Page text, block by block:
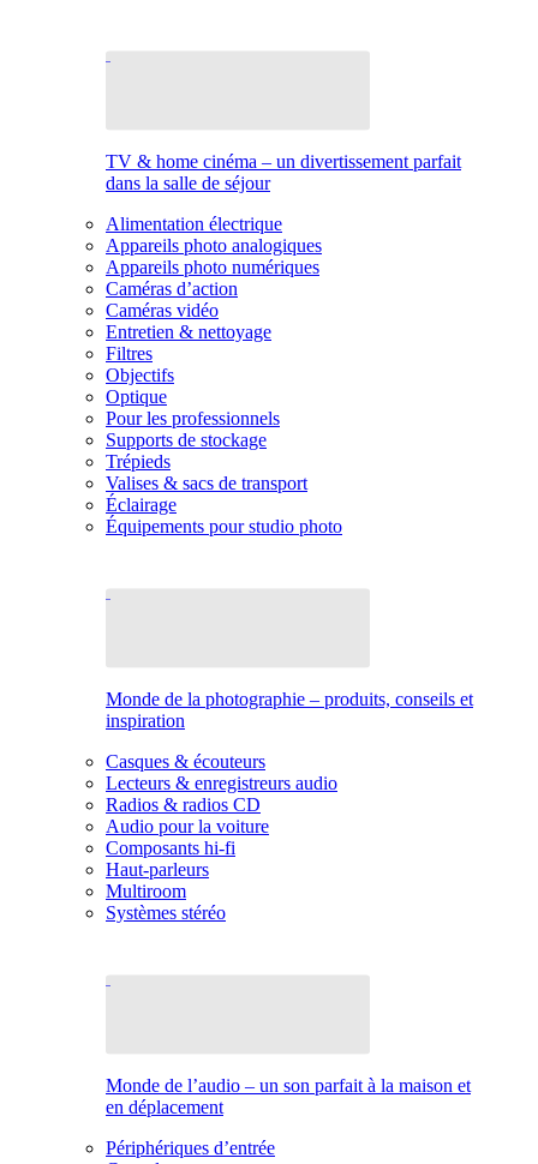
TV & home cinéma – un divertissement parfait
dans la salle de séjour
Alimentation électrique
Appareils photo analogiques
Appareils photo numériques
Caméras d’action
Caméras vidéo
Entretien & nettoyage
Filtres
Objectifs
Optique
Pour les professionnels
Supports de stockage
Trépieds
Valises & sacs de transport
Éclairage
Équipements pour studio photo
Monde de la photographie – produits, conseils et
inspiration
Casques & écouteurs
Lecteurs & enregistreurs audio
Radios & radios CD
Audio pour la voiture
Composants hi-fi
Haut-parleurs
Multiroom
Systèmes stéréo
Monde de l’audio – un son parfait à la maison et
en déplacement
Périphériques d’entrée